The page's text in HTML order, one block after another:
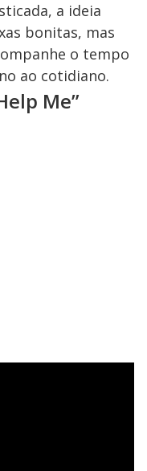
a ideia
bonitas, mas
o tempo
ao cotidiano.
Me”